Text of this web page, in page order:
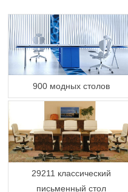
900 модных столов
29211 классический
письменный стол